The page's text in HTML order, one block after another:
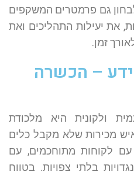
גם פרמטרים המשקפים
את יעילות התהליכים ואת
זמן.
– הכשרה
ולקונית היא מלכודת
מכירות שלא מקבל כלים
לקוחות מתוחכמים, עם
בלתי צפויות. בטווח